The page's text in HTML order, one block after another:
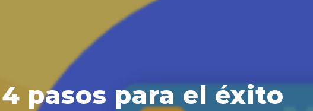
pasos para el éxito